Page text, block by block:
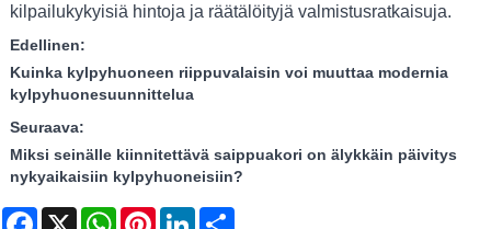
kilpailukykyisiä hintoja ja räätälöityjä valmistusratkaisuja.
Edellinen:
Kuinka kylpyhuoneen riippuvalaisin voi muuttaa modernia
kylpyhuonesuunnittelua
Seuraava:
Miksi seinälle kiinnitettävä saippuakori on älykkäin päivitys
nykyaikaisiin kylpyhuoneisiin?
Facebook
X WhatsAppPinterestLinkedIn